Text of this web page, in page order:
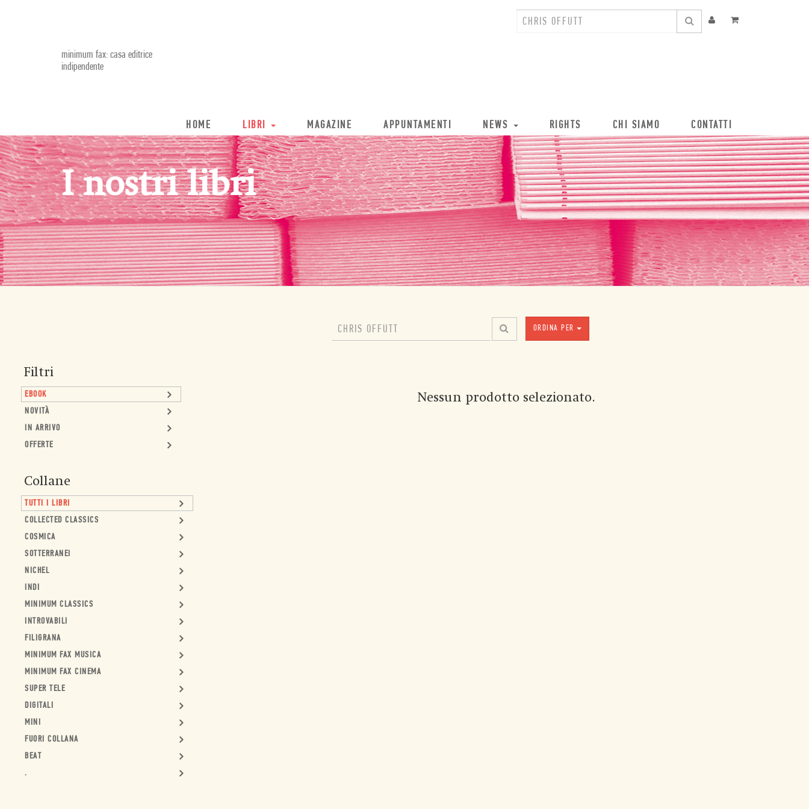
minimum fax: casa editrice
indipendente
HOME LIBRI MAGAZINE APPUNTAMENTI NEWS RIGHTS CHI SIAMO CONTATTI
I nostri libri
ORDINA PER
Filtri
EBOOK
NOVITÀ
IN ARRIVO
OFFERTE
Collane
TUTTI I LIBRI
COLLECTED CLASSICS
COSMICA
SOTTERRANEI
NICHEL
INDI
MINIMUM CLASSICS
INTROVABILI
FILIGRANA
MINIMUM FAX MUSICA
MINIMUM FAX CINEMA
SUPER TELE
DIGITALI
MINI
FUORI COLLANA
BEAT
.
Nessun prodotto selezionato.